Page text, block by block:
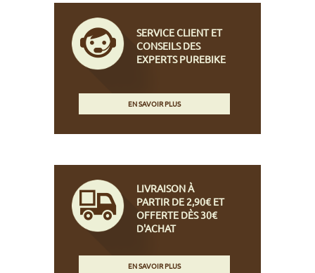
SERVICE CLIENT ET
CONSEILS DES
EXPERTS PUREBIKE
EN SAVOIR PLUS
LIVRAISON À
PARTIR DE 2,90€ ET
OFFERTE DÈS 30€
D'ACHAT
EN SAVOIR PLUS